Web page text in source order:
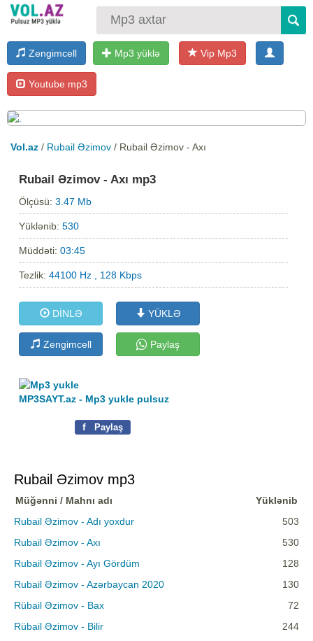
Zengimcell Mp3 yüklə Vip Mp3
Youtube mp3
Vol.az / Rubail Əzimov / Rubail Əzimov - Axı
Rubail Əzimov - Axı mp3
Ölçüsü:3.47 Mb
Yüklənib:530
Müddəti:03:45
Tezlik:44100 Hz , 128 Kbps
DİNLƏ YÜKLƏ
Zengimcell Paylaş
MP3SAYT.az - Mp3 yukle pulsuz
f Paylaş
Rubail Əzimov mp3
Müğənni / Mahnı adı
Yüklənib
Rubail Əzimov - Adı yoxdur
503
Rubail Əzimov - Axı
530
Rubail Əzimov - Ayı Gördüm
128
Rubail Əzimov - Azərbaycan 2020
130
Rübail Əzimov - Bax
72
Rübail Əzimov - Bilir
244